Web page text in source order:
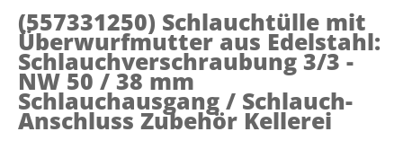
(557331250) Schlauchtülle mit
Überwurfmutter aus Edelstahl:
Schlauchverschraubung 3/3 -
NW 50 / 38 mm
Schlauchausgang / Schlauch-
Anschluss Zubehör Kellerei